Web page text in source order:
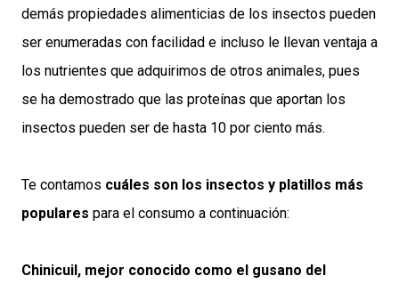
demás propiedades alimenticias de los insectos pueden
ser enumeradas con facilidad e incluso le llevan ventaja a
los nutrientes que adquirimos de otros animales, pues
se ha demostrado que las proteínas que aportan los
insectos pueden ser de hasta 10 por ciento más.
Te contamos cuáles son los insectos y platillos más
populares para el consumo a continuación:
Chinicuil, mejor conocido como el gusano del